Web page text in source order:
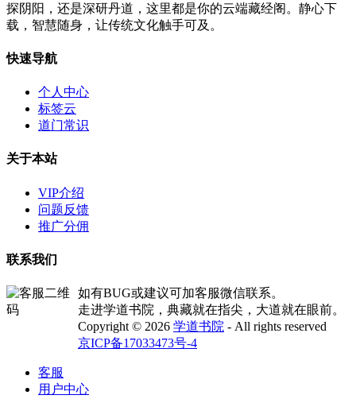
探阴阳，还是深研丹道，这里都是你的云端藏经阁。静心下
载，智慧随身，让传统文化触手可及。
快速导航
个人中心
标签云
道门常识
关于本站
VIP介绍
问题反馈
推广分佣
联系我们
如有BUG或建议可加客服微信联系。
走进学道书院，典藏就在指尖，大道就在眼前。
Copyright © 2026 学道书院 - All rights reserved
京ICP备17033473号-4
客服
用户中心